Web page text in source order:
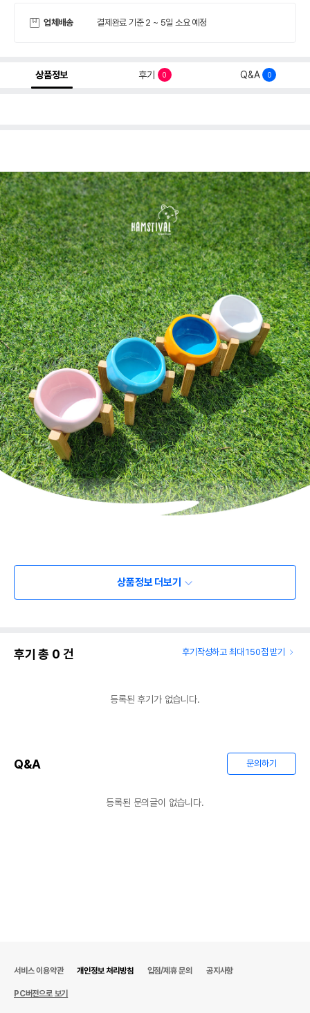
업체배송 결제완료 기준 2 ~ 5일 소요 예정
상품정보 후기 0 Q&A 0
상품정보 더보기
후기 총 0 건 후기작성하고 최대 150점 받기
등록된 후기가 없습니다.
Q&A 문의하기
등록된 문의글이 없습니다.
서비스 이용약관 개인정보 처리방침 입점/제휴 문의 공지사항
PC버전으로 보기